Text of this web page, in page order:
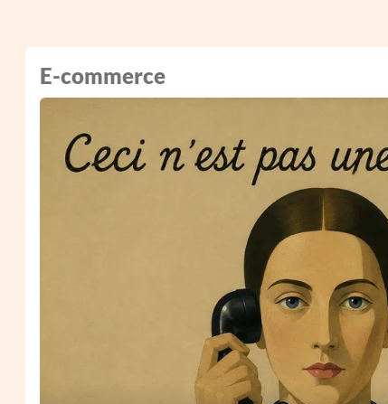
E-commerce